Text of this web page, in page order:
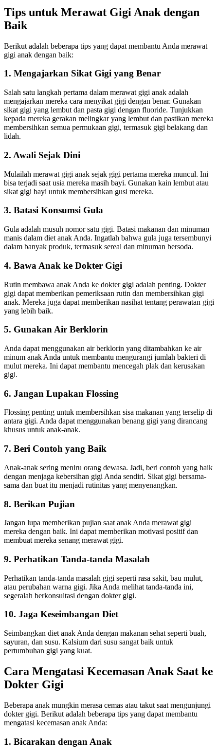
Tips untuk Merawat Gigi Anak dengan
Baik
Berikut adalah beberapa tips yang dapat membantu Anda merawat
gigi anak dengan baik:
1. Mengajarkan Sikat Gigi yang Benar
Salah satu langkah pertama dalam merawat gigi anak adalah
mengajarkan mereka cara menyikat gigi dengan benar. Gunakan
sikat gigi yang lembut dan pasta gigi dengan fluoride. Tunjukkan
kepada mereka gerakan melingkar yang lembut dan pastikan mereka
membersihkan semua permukaan gigi, termasuk gigi belakang dan
lidah.
2. Awali Sejak Dini
Mulailah merawat gigi anak sejak gigi pertama mereka muncul. Ini
bisa terjadi saat usia mereka masih bayi. Gunakan kain lembut atau
sikat gigi bayi untuk membersihkan gusi mereka.
3. Batasi Konsumsi Gula
Gula adalah musuh nomor satu gigi. Batasi makanan dan minuman
manis dalam diet anak Anda. Ingatlah bahwa gula juga tersembunyi
dalam banyak produk, termasuk sereal dan minuman bersoda.
4. Bawa Anak ke Dokter Gigi
Rutin membawa anak Anda ke dokter gigi adalah penting. Dokter
gigi dapat memberikan pemeriksaan rutin dan membersihkan gigi
anak. Mereka juga dapat memberikan nasihat tentang perawatan gigi
yang lebih baik.
5. Gunakan Air Berklorin
Anda dapat menggunakan air berklorin yang ditambahkan ke air
minum anak Anda untuk membantu mengurangi jumlah bakteri di
mulut mereka. Ini dapat membantu mencegah plak dan kerusakan
gigi.
6. Jangan Lupakan Flossing
Flossing penting untuk membersihkan sisa makanan yang terselip di
antara gigi. Anda dapat menggunakan benang gigi yang dirancang
khusus untuk anak-anak.
7. Beri Contoh yang Baik
Anak-anak sering meniru orang dewasa. Jadi, beri contoh yang baik
dengan menjaga kebersihan gigi Anda sendiri. Sikat gigi bersama-
sama dan buat itu menjadi rutinitas yang menyenangkan.
8. Berikan Pujian
Jangan lupa memberikan pujian saat anak Anda merawat gigi
mereka dengan baik. Ini dapat memberikan motivasi positif dan
membuat mereka senang merawat gigi.
9. Perhatikan Tanda-tanda Masalah
Perhatikan tanda-tanda masalah gigi seperti rasa sakit, bau mulut,
atau perubahan warna gigi. Jika Anda melihat tanda-tanda ini,
segeralah berkonsultasi dengan dokter gigi.
10. Jaga Keseimbangan Diet
Seimbangkan diet anak Anda dengan makanan sehat seperti buah,
sayuran, dan susu. Kalsium dari susu sangat baik untuk
pertumbuhan gigi yang kuat.
Cara Mengatasi Kecemasan Anak Saat ke
Dokter Gigi
Beberapa anak mungkin merasa cemas atau takut saat mengunjungi
dokter gigi. Berikut adalah beberapa tips yang dapat membantu
mengatasi kecemasan anak Anda:
1. Bicarakan dengan Anak